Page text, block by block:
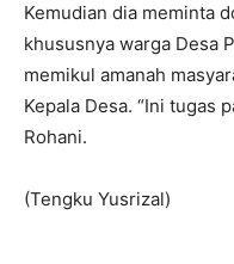
Kemudian dia meminta
khususnya warga Desa
memikul amanah
Kepala Desa. “Ini tugas
Rohani.
(Tengku Yusrizal)